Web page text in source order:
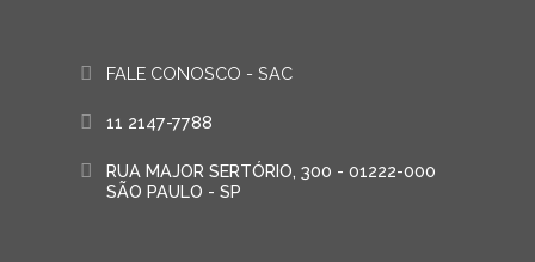
FALE CONOSCO - SAC
11 2147-7788
RUA MAJOR SERTÓRIO, 300 - 01222-000
SÃO PAULO - SP